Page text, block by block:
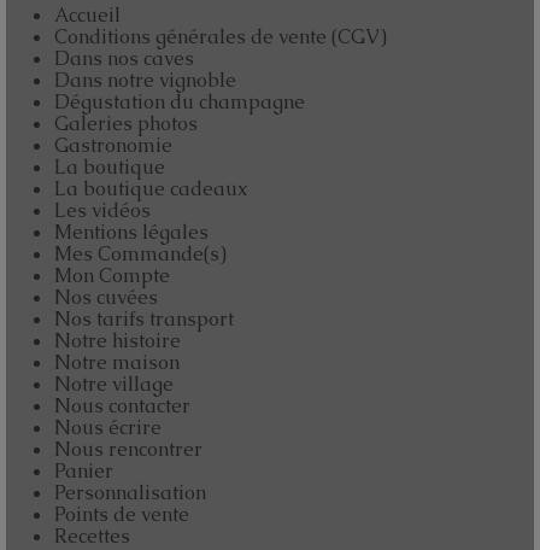
Accueil
Conditions générales de vente (CGV)
Dans nos caves
Dans notre vignoble
Dégustation du champagne
Galeries photos
Gastronomie
La boutique
La boutique cadeaux
Les vidéos
Mentions légales
Mes Commande(s)
Mon Compte
Nos cuvées
Nos tarifs transport
Notre histoire
Notre maison
Notre village
Nous contacter
Nous écrire
Nous rencontrer
Panier
Personnalisation
Points de vente
Recettes